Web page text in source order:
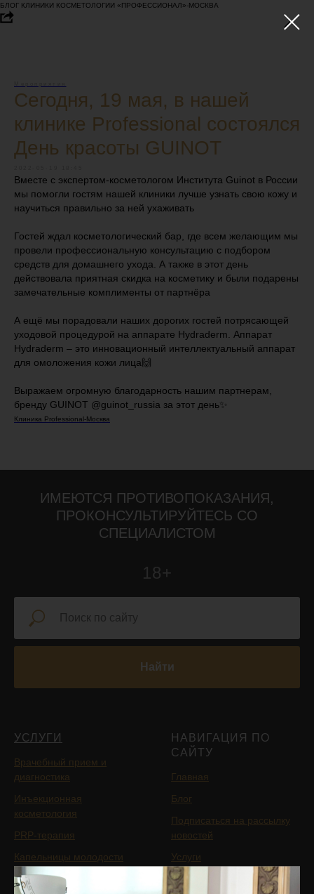
БЛОГ КЛИНИКИ КОСМЕТОЛОГИИ «ПРОФЕССИОНАЛ»-МОСКВА
Сегодня, 19 мая, в нашей
клинике Professional состоялся
День красоты GUINOT
Вместе с экспертом-косметологом Института Guinot в России
мы помогли гостям нашей клиники лучше узнать свою кожу и
научиться правильно за ней ухаживать
Гостей ждал косметологический бар, где всем желающим мы
провели профессиональную консультацию с подбором
средств для домашнего ухода. А также в этот день
действовала приятная скидка на косметику и были подарены
замечательные комплименты от партнёра
А ещё мы порадовали наших дорогих гостей потрясающей
уходовой процедурой на аппарате Hydraderm. Аппарат
Hydraderm – это инновационный интеллектуальный аппарат
для омоложения кожи лица🙌
Выражаем огромную благодарность нашим партнерам,
бренду GUINOT @guinot_russia за этот день✨⠀
Клиника Professional-Москва
ИМЕЮТСЯ ПРОТИВОПОКАЗАНИЯ,
ПРОКОНСУЛЬТИРУЙТЕСЬ СО
СПЕЦИАЛИСТОМ
18+
Найти
УСЛУГИ
Врачебный прием и
диагностика
Инъекционная
косметология
PRP-терапия
Капельницы молодости
Аппаратная косметология
НАВИГАЦИЯ ПО
САЙТУ
Главная
Блог
Подписаться на рассылку
новостей
Услуги
БАДы